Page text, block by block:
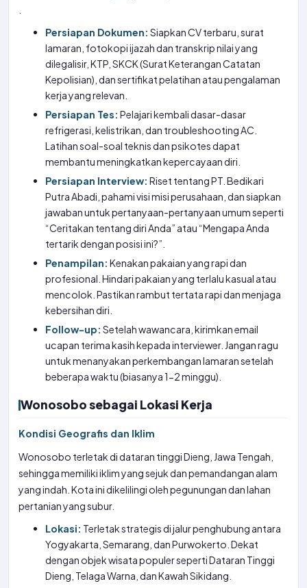
Persiapan Dokumen: Siapkan CV terbaru, surat
lamaran, fotokopi ijazah dan transkrip nilai yang
dilegalisir, KTP, SKCK (Surat Keterangan Catatan
Kepolisian), dan sertifikat pelatihan atau pengalaman
kerja yang relevan.
Persiapan Tes: Pelajari kembali dasar-dasar
refrigerasi, kelistrikan, dan troubleshooting AC.
Latihan soal-soal teknis dan psikotes dapat
membantu meningkatkan kepercayaan diri.
Persiapan Interview: Riset tentang PT. Bedikari
Putra Abadi, pahami visi misi perusahaan, dan siapkan
jawaban untuk pertanyaan-pertanyaan umum seperti
“Ceritakan tentang diri Anda” atau “Mengapa Anda
tertarik dengan posisi ini?”.
Penampilan: Kenakan pakaian yang rapi dan
profesional. Hindari pakaian yang terlalu kasual atau
mencolok. Pastikan rambut tertata rapi dan menjaga
kebersihan diri.
Follow-up: Setelah wawancara, kirimkan email
ucapan terima kasih kepada interviewer. Jangan ragu
untuk menanyakan perkembangan lamaran setelah
beberapa waktu (biasanya 1-2 minggu).
Wonosobo sebagai Lokasi Kerja
Kondisi Geografis dan Iklim
Wonosobo terletak di dataran tinggi Dieng, Jawa Tengah,
sehingga memiliki iklim yang sejuk dan pemandangan alam
yang indah. Kota ini dikelilingi oleh pegunungan dan lahan
pertanian yang subur.
Lokasi: Terletak strategis di jalur penghubung antara
Yogyakarta, Semarang, dan Purwokerto. Dekat
dengan objek wisata populer seperti Dataran Tinggi
Dieng, Telaga Warna, dan Kawah Sikidang.